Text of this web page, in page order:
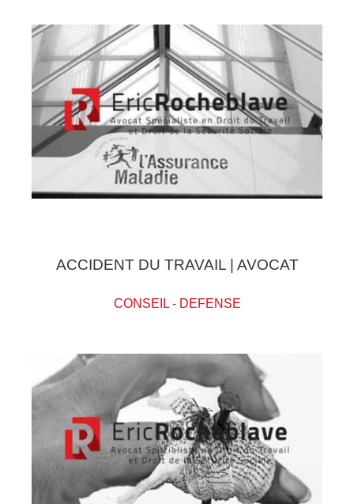
ACCIDENT DU TRAVAIL | AVOCAT
CONSEIL- DEFENSE